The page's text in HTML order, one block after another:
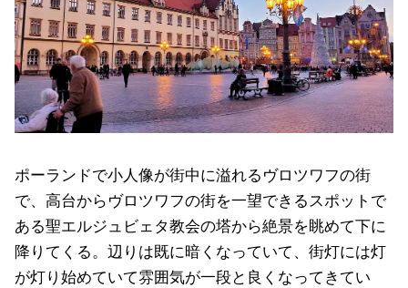
ポーランドで小人像が街中に溢れるヴロツワフの街
で、高台からヴロツワフの街を一望できるスポットで
ある聖エルジュビェタ教会の塔から絶景を眺めて下に
降りてくる。辺りは既に暗くなっていて、街灯には灯
が灯り始めていて雰囲気が一段と良くなってきてい